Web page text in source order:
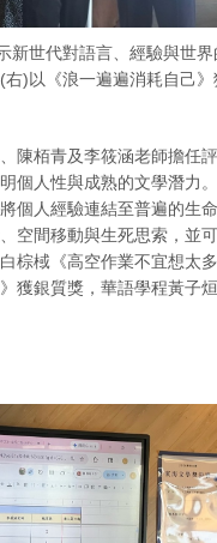
世代對語言、經驗與世界
)以《浪一遍遍消耗自己》
栢青及李筱涵老師擔任評
個人性與成熟的文學潛力
個人經驗連結至普遍的生
空間移動與生死思索，並
棕棫《高空作業不宜想太
獲銀質獎，華語學程黃子